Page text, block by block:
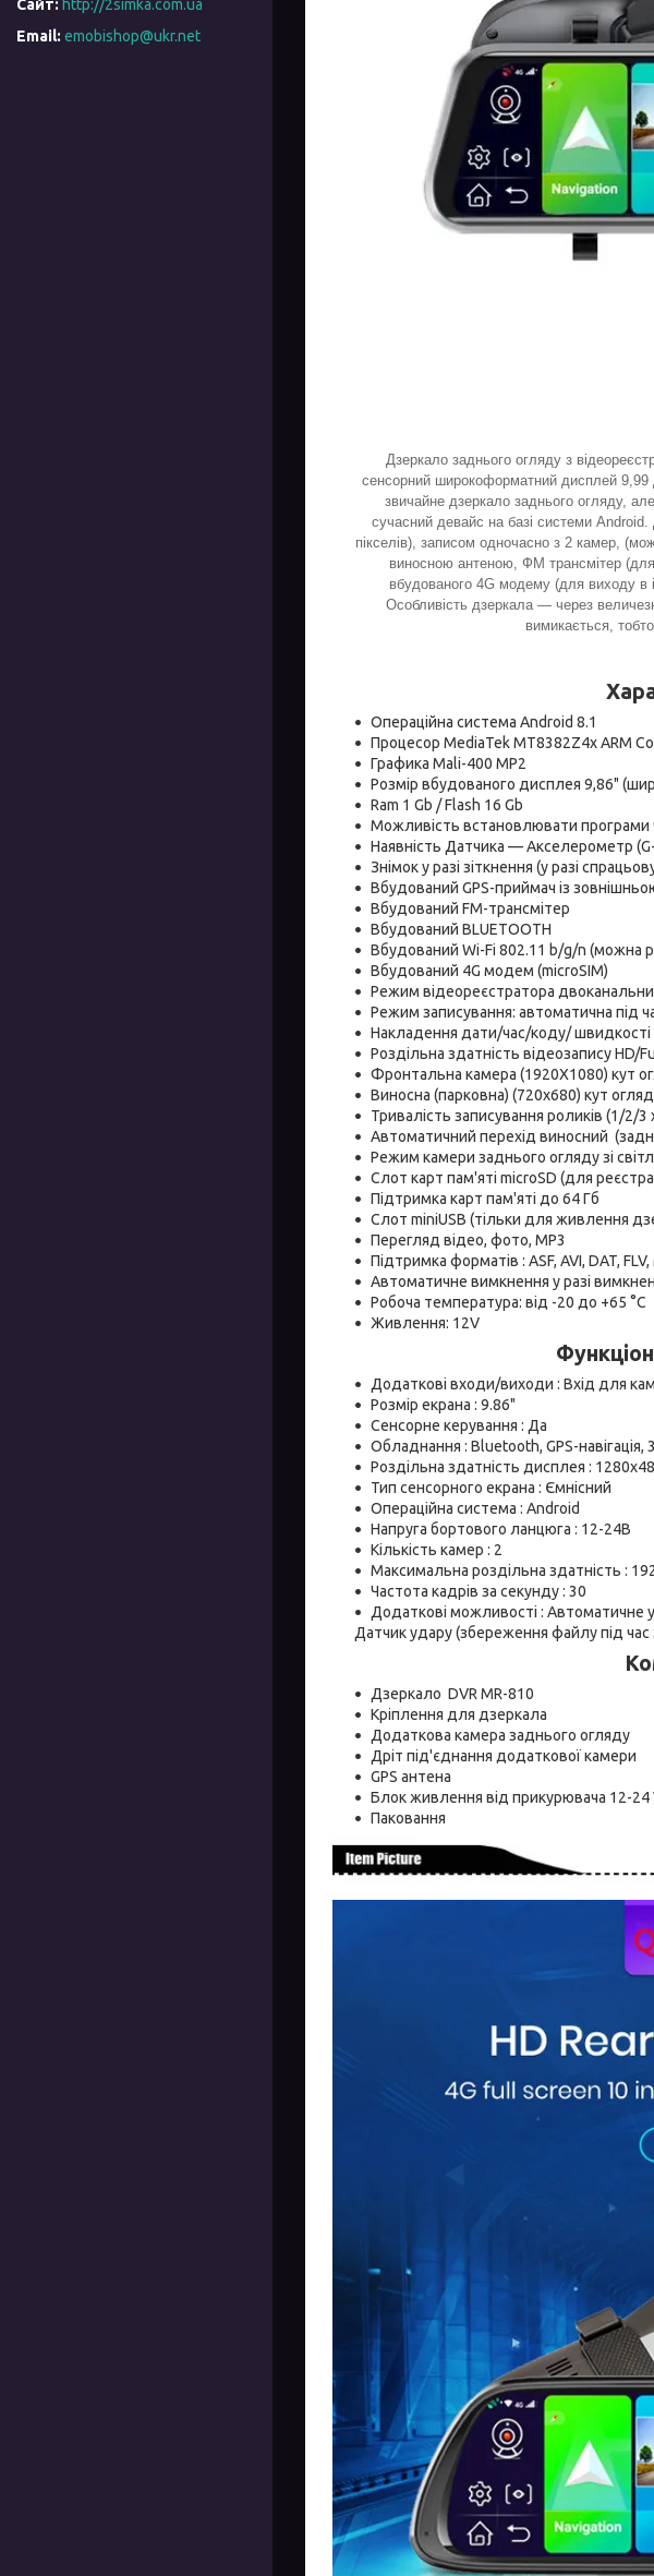
Дзеркало заднього огляду з
сенсорний широкоформатний дисплей 9,99
звичайне дзеркало заднього огляду,
сучасний девайс на базі системи
пікселів), записом одночасно з 2 камер,
виносною антеною, ФМ трансмітер
вбудованого 4G модему (для виходу в
Особливість дзеркала — через
вимикається,
Операційна система Android 8.1
Процесор MediaTek MT8382Z4x ARM
Графика Mali-400 MP2
Розмір вбудованого дисплея 9,86"
Ram 1 Gb / Flash 16 Gb
Можливість встановлювати програми
Наявність Датчика — Акселерометр
Знімок у разі зіткнення (у разі
Вбудований GPS-приймач із
Вбудований FM-трансмітер
Вбудований BLUETOOTH
Вбудований Wi-Fi 802.11 b/g/n (можна
Вбудований 4G модем (microSIM)
Режим відеореєстратора
Режим записування: автоматична під
Накладення дати/час/коду/ швидкості
Роздільна здатність відеозапису HD/
Фронтальна камера (1920X1080) кут
Виносна (парковна) (720х680) кут
Тривалість записування роликів (1/2/3
Автоматичний перехід виносний
Режим камери заднього огляду зі
Слот карт пам'яті microSD (для
Підтримка карт пам'яті до 64 Гб
Слот miniUSB (тільки для живлення
Перегляд відео, фото, MP3
Підтримка форматів : ASF, AVI, DAT,
Автоматичне вимкнення у разі
Робоча температура: від -20 до +65 °C
Живлення: 12V
Додаткові входи/виходи : Вхід для
Розмір екрана : 9.86"
Сенсорне керування : Да
Обладнання : Bluetooth, GPS-навігація,
Роздільна здатність дисплея :
Тип сенсорного екрана : Ємнісний
Операційна система : Android
Напруга бортового ланцюга : 12-24В
Кількість камер : 2
Максимальна роздільна здатність :
Частота кадрів за секунду : 30
Додаткові можливості : Автоматичне
Датчик удару (збереження файлу під час
Дзеркало DVR MR-810
Кріплення для дзеркала
Додаткова камера заднього огляду
Дріт під'єднання додаткової камери
GPS антена
Блок живлення від прикурювача 12-24
Паковання
http://2simka.com.ua
emobishop@ukr.net